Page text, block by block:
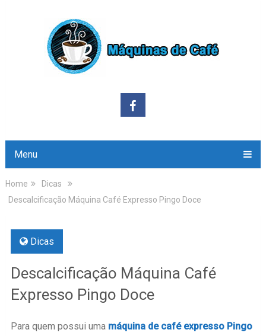
Menu
Home
Dicas
Descalcificação Máquina Café Expresso Pingo Doce
Dicas
Descalcificação Máquina Café
Expresso Pingo Doce
Para quem possui uma máquina de café expresso Pingo